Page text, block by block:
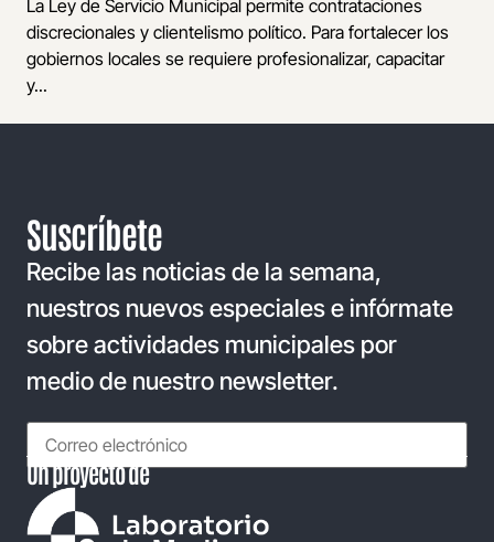
La Ley de Servicio Municipal permite contrataciones
discrecionales y clientelismo político. Para fortalecer los
gobiernos locales se requiere profesionalizar, capacitar
y...
Suscríbete
Recibe las noticias de la semana,
nuestros nuevos especiales e infórmate
sobre actividades municipales por
medio de nuestro newsletter.
Un proyecto de